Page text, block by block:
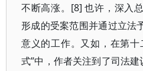
不断高涨。[8] 也许，深入
形成的受案范围并通过立法
意义的工作。又如，在第
式”中，作者关注到了司法建